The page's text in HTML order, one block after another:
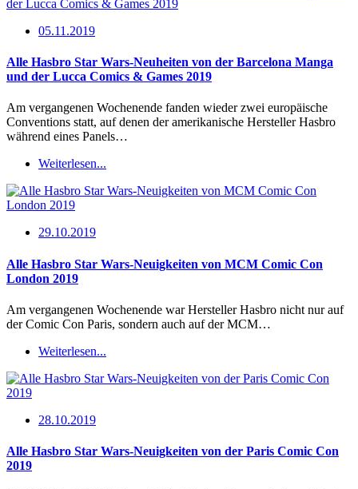
05.11.2019
Alle Hasbro Star Wars-Neuheiten von der Barcelona Manga
und der Lucca Comics & Games 2019
Am vergangenen Wochenende fanden wieder zwei europäische
Conventions statt, auf denen der amerikanische Hersteller Hasbro
während eines Panels…
Weiterlesen...
29.10.2019
Alle Hasbro Star Wars-Neuigkeiten von MCM Comic Con
London 2019
Am vergangenen Wochenende war Hersteller Hasbro nicht nur auf
der Comic Con Paris, sondern auch auf der MCM…
Weiterlesen...
28.10.2019
Alle Hasbro Star Wars-Neuigkeiten von der Paris Comic Con
2019